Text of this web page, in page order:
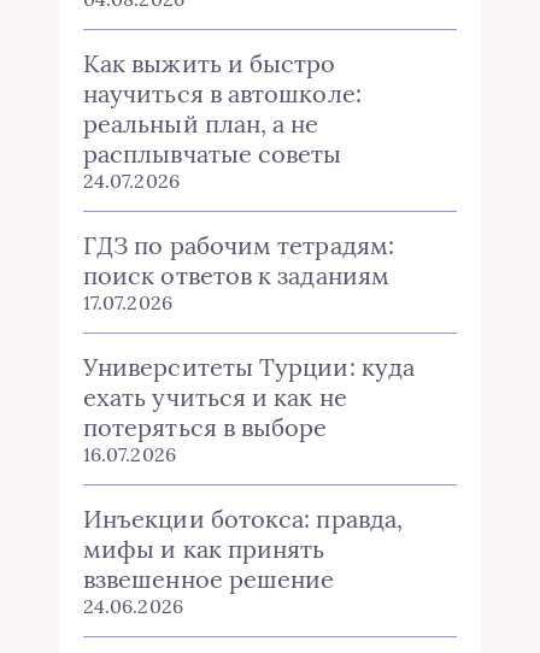
Как выжить и быстро
научиться в автошколе:
реальный план, а не
расплывчатые советы
24.07.2026
ГДЗ по рабочим тетрадям:
поиск ответов к заданиям
17.07.2026
Университеты Турции: куда
ехать учиться и как не
потеряться в выборе
16.07.2026
Инъекции ботокса: правда,
мифы и как принять
взвешенное решение
24.06.2026